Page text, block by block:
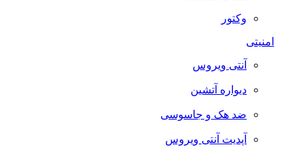
وکتور
امنیتی
آنتی ویروس
دیواره آتشین
ضد هک و جاسوسی
آپدیت آنتی ویروس